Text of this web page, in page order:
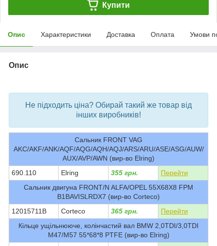
Купити
Опис Характеристики Доставка Оплата Умови
Опис
Не підходить ціна? Обирай такий же товар від
інших виробників!
Сальник FRONT VAG
AKC/AKF/ANK/AQF/AQG/AQH/AQJ/ARS/ARU/ASE/ASG/AUW/
AUX/AVP/AWN (вир-во Elring)
690.110
Elring 355 грн.
Перейти
Сальник двигуна FRONT/N ALFA/OPEL 55X68X8 FPM
B1BAVISLRDX7 (вир-во Corteco)
12015711B
Corteco 365 грн.
Перейти
Кільце ущільнююче, колінчастий вал BMW 2,0TDI/3,0TDI
M47/M57 55*68*8 PTFE (вир-во Elring)